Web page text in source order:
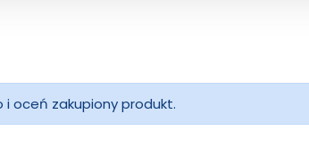
i oceń zakupiony produkt.